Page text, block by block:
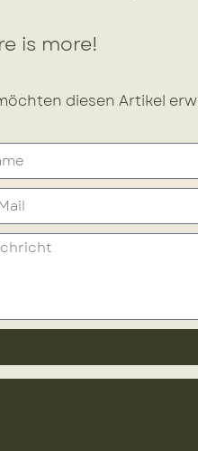
is more!
diesen Artikel